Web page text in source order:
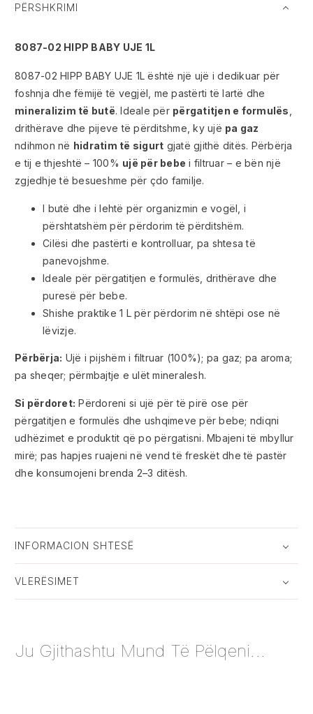
PËRSHKRIMI
8087-02 HIPP BABY UJE 1L
8087-02 HIPP BABY UJE 1L është një ujë i dedikuar për
foshnja dhe fëmijë të vegjël, me pastërti të lartë dhe
mineralizim të butë. Ideale për përgatitjen e formulës
drithërave dhe pijeve të përditshme, ky ujë pa gaz
ndihmon në hidratim të sigurt gjatë gjithë ditës. Përbërja
e tij e thjeshtë – 100% ujë për bebe i filtruar – e bën një
zgjedhje të besueshme për çdo familje.
I butë dhe i lehtë për organizmin e vogël, i
përshtatshëm për përdorim të përditshëm.
Cilësi dhe pastërti e kontrolluar, pa shtesa të
panevojshme.
Ideale për përgatitjen e formulës, drithërave dhe
puresë për bebe.
Shishe praktike 1 L për përdorim në shtëpi ose në
lëvizje.
Përbërja: Ujë i pijshëm i filtruar (100%); pa gaz; pa aroma;
pa sheqer; përmbajtje e ulët mineralesh.
Si përdoret: Përdoreni si ujë për të pirë ose për
përgatitjen e formulës dhe ushqimeve për bebe; ndiqni
udhëzimet e produktit që po përgatisni. Mbajeni të mbyllur
mirë; pas hapjes ruajeni në vend të freskët dhe të pastër
dhe konsumojeni brenda 2–3 ditësh.
INFORMACION SHTESË
VLERËSIMET
Ju Gjithashtu Mund Të Pëlqeni...